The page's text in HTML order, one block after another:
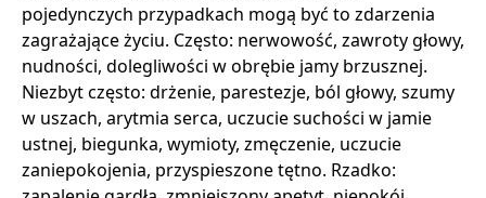
pojedynczych przypadkach mogą być to zdarzenia
zagrażające życiu. Często: nerwowość, zawroty głowy,
nudności, dolegliwości w obrębie jamy brzusznej.
Niezbyt często: drżenie, parestezje, ból głowy, szumy
w uszach, arytmia serca, uczucie suchości w jamie
ustnej, biegunka, wymioty, zmęczenie, uczucie
zaniepokojenia, przyspieszone tętno. Rzadko: